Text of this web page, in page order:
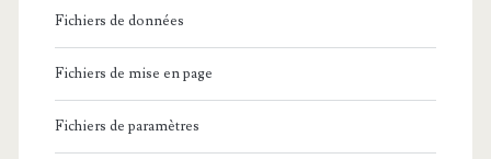
Fichiers de données
Fichiers de mise en page
Fichiers de paramètres